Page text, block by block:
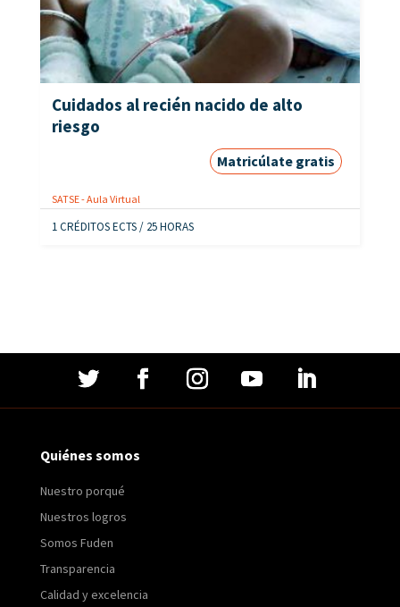
Cuidados al recién nacido de alto
riesgo
Matricúlate gratis
SATSE - Aula Virtual
1 CRÉDITOS ECTS / 25 HORAS
Quiénes somos
Nuestro porqué
Nuestros logros
Somos Fuden
Transparencia
Calidad y excelencia